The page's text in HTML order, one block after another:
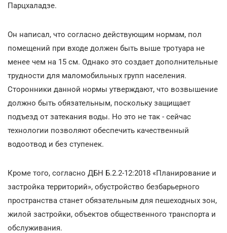
Парцхаладзе.
Он написал, что согласно действующим нормам, пол
помещений при входе должен быть выше тротуара не
менее чем на 15 см. Однако это создает дополнительные
трудности для маломобильных групп населения.
Сторонники данной нормы утверждают, что возвышение
должно быть обязательным, поскольку защищает
подъезд от затекания воды. Но это не так - сейчас
технологии позволяют обеспечить качественный
водоотвод и без ступенек.
Кроме того, согласно ДБН Б.2.2-12:2018 «Планирование и
застройка территорий», обустройство безбарьерного
пространства станет обязательным для пешеходных зон,
жилой застройки, объектов общественного транспорта и
обслуживания.